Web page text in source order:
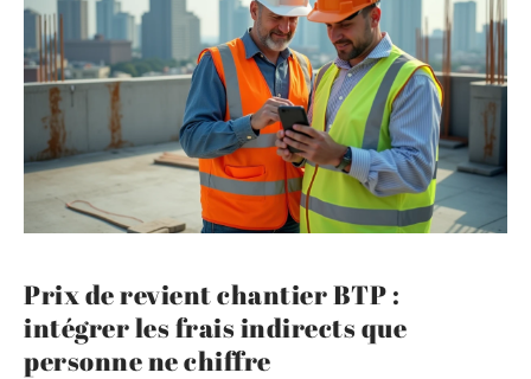
Prix de revient chantier BTP :
intégrer les frais indirects que
personne ne chiffre